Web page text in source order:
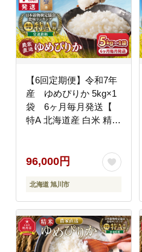
【6回定期便】令和7年
産 ゆめぴりか 5kg×1
袋 6ヶ月毎月発送【
特A 北海道産 白米 精米
るさと納税 北海道ふる
さと納税 旭川市 北海道
_05391
96,000円
北海道 旭川市